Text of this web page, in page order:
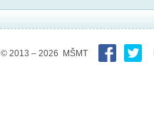
© 2013 – 2026 MŠMT